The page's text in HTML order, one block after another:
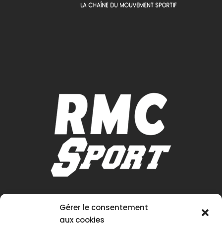
Gérer le consentement
aux cookies